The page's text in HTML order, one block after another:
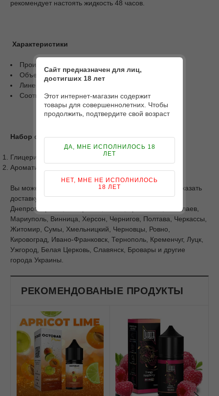
рекомендует настоять жидкость 48 часов.
Характеристики
Производитель: Украина;
Объем: 30 мл;
Линейка: Twins;
Соотношение: 50/50.
Набор состоит из 2-х компонентов
Глицерин - объем 15 мл;
Ароматизатор + пропиленгликоль - объем 15 мл.
Вы можете купить Набор TWINS Lime Strawberry и заказать
доставку по Киеву и Украине: Харьков, Одесса,
Днепропетровск, Запорожье, Львов, Кривой Рог, Николаев,
Мариуполь, Винница, Херсон, Чернигов, Полтава, Черкассы,
Житомир, Сумы, Хмельницкий, Черновцы, Ровно,
Кировоград, Ивано-Франковск, Тернополь, Кременчуг, Луцк,
Ужгород, Белая Церковь, Славянск, Бровары и другие
города Украины.
РЕКОМЕНДОВАНЫЕ ПРОДУКТЫ
Сайт предназначен для лиц,
достигших 18 лет
Этот интернет-магазин содержит
товары для совершеннолетних. Чтобы
продолжить, подтвердите свой возраст
ДА, МНЕ ИСПОЛНИЛОСЬ 18
ЛЕТ
НЕТ, МНЕ НЕ ИСПОЛНИЛОСЬ
18 ЛЕТ